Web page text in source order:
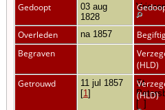
Gedoopt
03 aug
1828
Overleden na 1857
Begraven
(HLD)
Getrouwd
11 jul 1857
[1 ]
St.
[ ]
(HLD)